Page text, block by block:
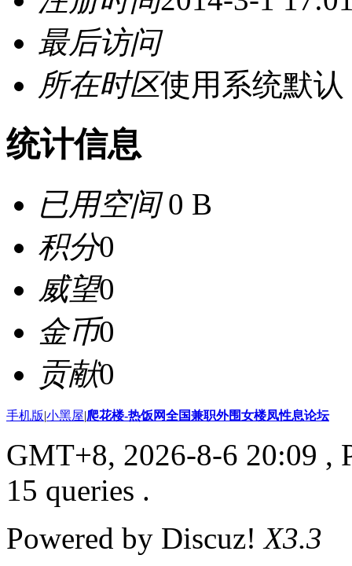
最后访问
所在时区使用系统默认
统计信息
已用空间0 B
积分0
威望0
金币0
贡献0
手机版|小黑屋|爬花楼-热饭网全国兼职外围女楼凤性息论坛
GMT+8, 2026-8-6 20:09 ,
15 queries .
Powered by Discuz!X3.3